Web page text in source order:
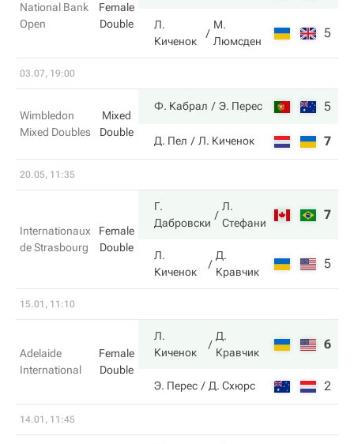
National Bank
Open
Female
Double
Л.
Киченок
М.
Люмсден
5
03.07, 19:00
Wimbledon
Mixed Doubles
Mixed
Double
Ф. Кабрал Э. Перес 5
Д. Пел Л. Киченок 7
20.05, 11:35
Internationaux
de Strasbourg
Female
Double
Г.
Дабровски
Л.
Стефани
7
Л.
Киченок
Д.
Кравчик
5
15.01, 11:10
Adelaide
International
Female
Double
Л.
Киченок
Д.
Кравчик
6
Э. Перес Д. Схюрс 2
14.01, 11:45